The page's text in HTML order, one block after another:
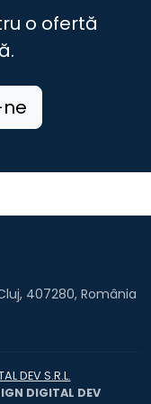
o ofertă
407280, România
DEV S.R.L.
DIGITAL DEV